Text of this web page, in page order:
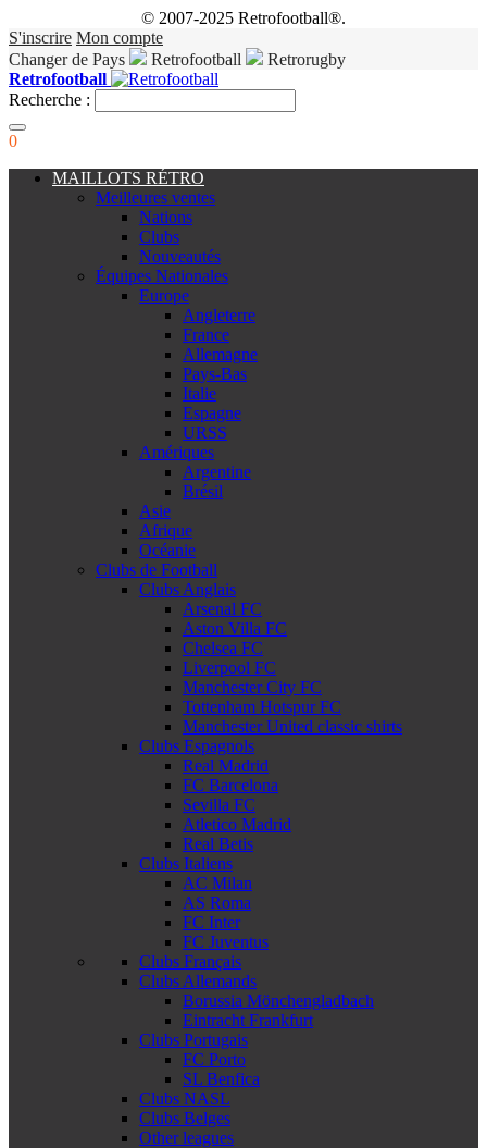
© 2007-2025 Retrofootball®.
S'inscrire Mon compte
Changer de Pays
Retrofootball
Retrorugby
Retrofootball
Recherche :
0
MAILLOTS RÉTRO
Meilleures ventes
Nations
Clubs
Nouveautés
Équipes Nationales
Europe
Angleterre
France
Allemagne
Pays-Bas
Italie
Espagne
URSS
Amériques
Argentine
Brésil
Asie
Afrique
Océanie
Clubs de Football
Clubs Anglais
Arsenal FC
Aston Villa FC
Chelsea FC
Liverpool FC
Manchester City FC
Tottenham Hotspur FC
Manchester United classic shirts
Clubs Espagnols
Real Madrid
FC Barcelona
Sevilla FC
Atletico Madrid
Real Betis
Clubs Italiens
AC Milan
AS Roma
FC Inter
FC Juventus
Clubs Français
Clubs Allemands
Borussia Mönchengladbach
Eintracht Frankfurt
Clubs Portugais
FC Porto
SL Benfica
Clubs NASL
Clubs Belges
Other leagues